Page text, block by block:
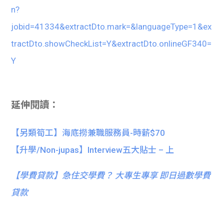
n?
jobid=41334&extractDto.mark=&languageType=1&ex
tractDto.showCheckList=Y&extractDto.onlineGF340=
Y
延伸閱讀：
【另類筍工】海底撈兼職服務員-時薪$70
【升學/Non-jupas】Interview五大貼士 – 上
【學費貸款】急住交學費？ 大專生專享 即日過數學費
貸款